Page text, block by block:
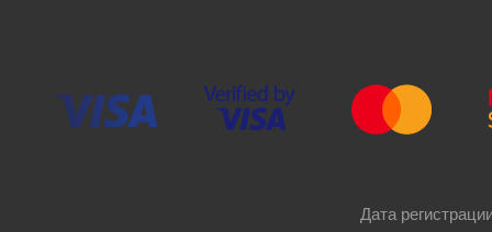
Дата